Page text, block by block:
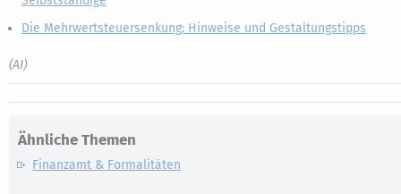
Die Mehrwertsteuersenkung: Hinweise und Gestaltungstipps
(AI)
Ähnliche Themen
Finanzamt & Formalitäten